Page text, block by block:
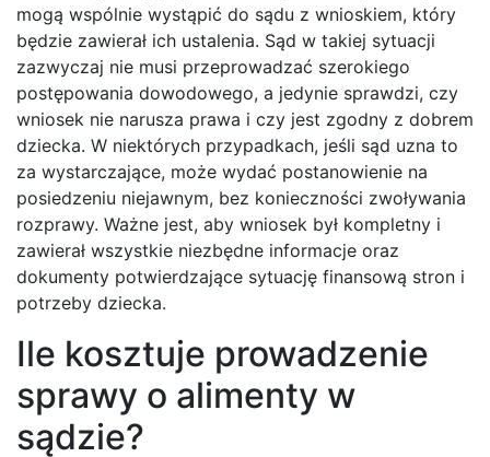
mogą wspólnie wystąpić do sądu z wnioskiem, który
będzie zawierał ich ustalenia. Sąd w takiej sytuacji
zazwyczaj nie musi przeprowadzać szerokiego
postępowania dowodowego, a jedynie sprawdzi, czy
wniosek nie narusza prawa i czy jest zgodny z dobrem
dziecka. W niektórych przypadkach, jeśli sąd uzna to
za wystarczające, może wydać postanowienie na
posiedzeniu niejawnym, bez konieczności zwoływania
rozprawy. Ważne jest, aby wniosek był kompletny i
zawierał wszystkie niezbędne informacje oraz
dokumenty potwierdzające sytuację finansową stron i
potrzeby dziecka.
Ile kosztuje prowadzenie
sprawy o alimenty w
sądzie?